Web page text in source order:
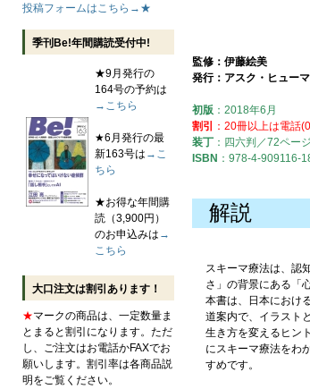
監修：伊藤絵美
発行：アスク・ヒュー
初版 ：2018年6月
割引
：20冊以上は電話
装丁 ：四六判／72ページ
ISBN ：978-4-909116-
解説
スキーマ療法は、認
さ」の背景にある「
本書は、日本におけ
道案内で、イラスト
生き方を変えるヒン
にスキーマ療法をわ
すめです。
投稿フォームはこちら→★
季刊Be!年間購読受付中!
★9月発行の
164号の予約は
→こちら
★6月発行の最
新163号は →こ
ちら
★お得な年間購
読（3,900円）
のお申込みは →
こちら
大口注文は割引あります！
★マークの商品は、一定数量ま
とまると割引になります。ただ
し、ご注文はお電話かFAXでお
願いします。割引率は各商品説
明をご覧ください。